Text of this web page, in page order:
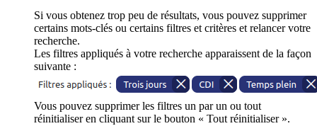
Si vous obtenez trop peu de résultats, vous pouvez supprimer
certains mots-clés ou certains filtres et critères et relancer votre
recherche.
Les filtres appliqués à votre recherche apparaissent de la façon
suivante :
Vous pouvez supprimer les filtres un par un ou tout
réinitialiser en cliquant sur le bouton « Tout réinitialiser ».